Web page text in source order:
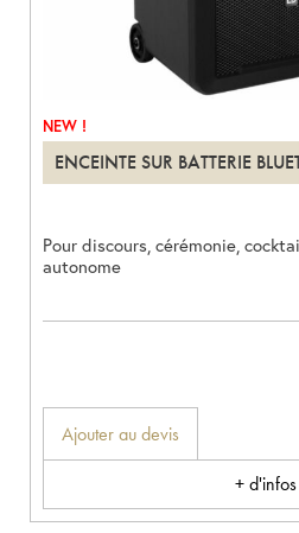
NEW !
ENCEINTE SUR BATTERIE
Pour discours, cérémonie,
autonome
Ajouter au devis
+ d'infos